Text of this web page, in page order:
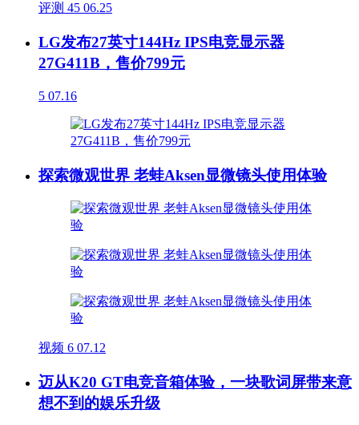
评测 45 06.25
LG发布27英寸144Hz IPS电竞显示器
27G411B，售价799元
5 07.16
探索微观世界 老蛙Aksen显微镜头使用体验
视频 6 07.12
迈从K20 GT电竞音箱体验，一块歌词屏带来意
想不到的娱乐升级